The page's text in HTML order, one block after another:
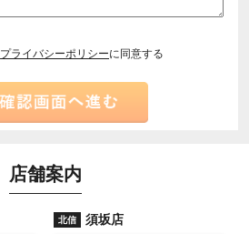
プライバシーポリシーに同意する
店舗案内
北信 須坂店